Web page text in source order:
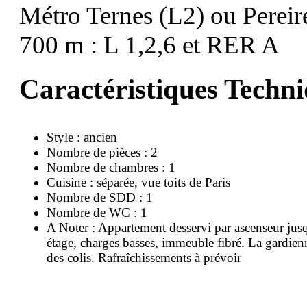
Métro Ternes (L2) ou
700 m : L 1,2,6 et RER A
Caractéristiques
Style : ancien
Nombre de pièces : 2
Nombre de chambres : 1
Cuisine : séparée, vue toits de Paris
Nombre de SDD : 1
Nombre de WC : 1
A Noter : Appartement desservi par ascenseur
étage, charges basses, immeuble fibré. La
des colis. Rafraîchissements à prévoir